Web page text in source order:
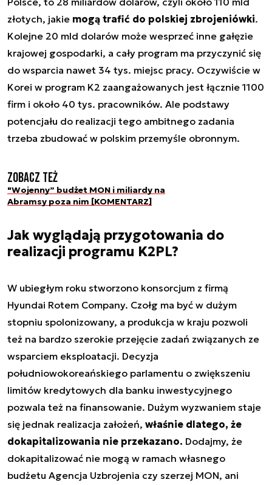
złotych, jakie mogą trafić do polskiej zbrojeniówki.
Kolejne 20 mld dolarów może wesprzeć inne gałęzie
krajowej gospodarki, a cały program ma przyczynić się
do wsparcia nawet 34 tys. miejsc pracy. Oczywiście w
Korei w program K2 zaangażowanych jest łącznie 1100
firm i około 40 tys. pracowników. Ale podstawy
potencjału do realizacji tego ambitnego zadania
trzeba zbudować w polskim przemyśle obronnym.
Zobacz też
"Wojenny” budżet MON i miliardy na
Abramsy poza nim [KOMENTARZ]
Jak wyglądają przygotowania do
realizacji programu K2PL?
W ubiegłym roku stworzono konsorcjum z firmą
Hyundai Rotem Company. Czołg ma być w dużym
stopniu spolonizowany, a produkcja w kraju pozwoli
też na bardzo szerokie przejęcie zadań związanych ze
wsparciem eksploatacji. Decyzja
południowokoreańskiego parlamentu o zwiększeniu
limitów kredytowych dla banku inwestycyjnego
pozwala też na finansowanie. Dużym wyzwaniem staje
się jednak realizacja założeń, właśnie dlatego, że
dokapitalizowania nie przekazano. Dodajmy, że
dokapitalizować nie mogą w ramach własnego
budżetu Agencja Uzbrojenia czy szerzej MON, ani